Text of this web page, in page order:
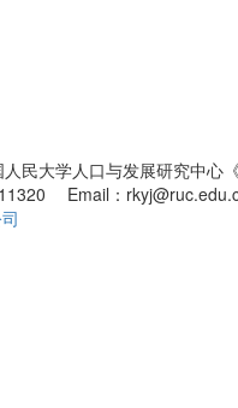
民大学人口与发展研究中
Email：